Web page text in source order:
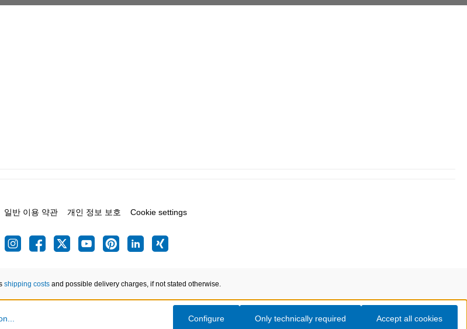
일반 이용 약관 개인 정보 보호 Cookie settings
shipping costs and possible delivery charges, if not stated otherwise.
Only technically required
Configure Accept all cookies